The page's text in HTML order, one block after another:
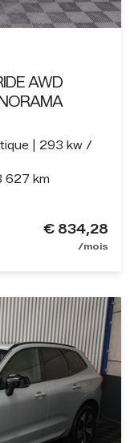
AWD
293 kw /
627 km
€ 834,28
/mois